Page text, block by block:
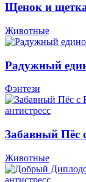
Щенок и
Животные
Радужный
Фэнтези
Забавный
Животные